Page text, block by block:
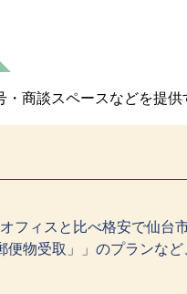
商談スペースなどを提供
フィスと比べ格安で仙台
便物受取」」のプランな